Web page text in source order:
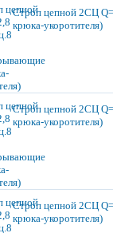
Строп цепной 2СЦ
крюка-укоротителя)
Строп цепной 2СЦ
крюка-укоротителя)
Строп цепной 2СЦ
крюка-укоротителя)